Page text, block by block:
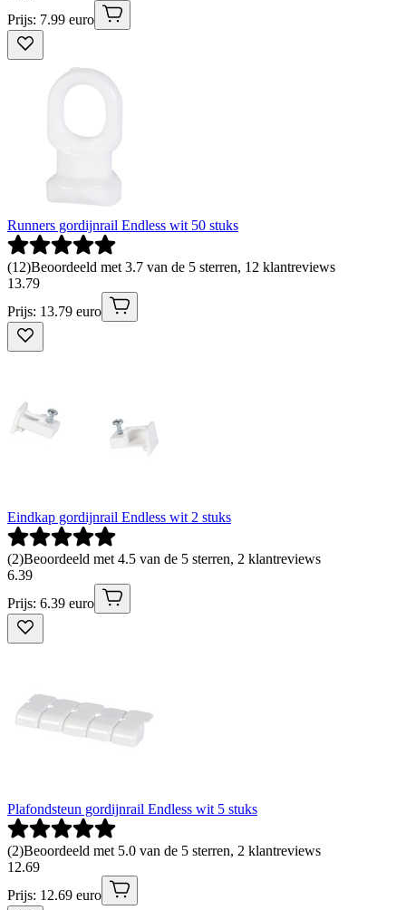
Prijs: 7.99 euro
Runners gordijnrail Endless wit 50 stuks
(12)Beoordeeld met 3.7 van de 5 sterren, 12 klantreviews
13.79
Prijs: 13.79 euro
Eindkap gordijnrail Endless wit 2 stuks
(2)Beoordeeld met 4.5 van de 5 sterren, 2 klantreviews
6.39
Prijs: 6.39 euro
Plafondsteun gordijnrail Endless wit 5 stuks
(2)Beoordeeld met 5.0 van de 5 sterren, 2 klantreviews
12.69
Prijs: 12.69 euro